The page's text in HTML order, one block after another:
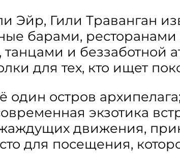
Эйр, Гили Траванган
барами,
и беззаботной
для тех, кто ищет
один остров
экзотика
жаждущих движения,
для посещения,